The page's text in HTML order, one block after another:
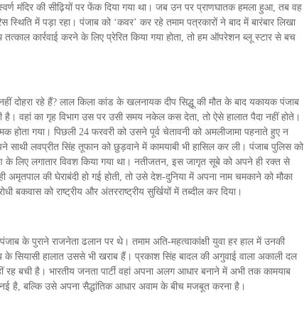
मंदिर की सीढ़ियों पर फेंक दिया गया था। जब उन पर प्राणघातक हमला हुआ, तब वह
स्थिति में पड़ा रहा। पंजाब को ‘कवर’ कर रहे तमाम पत्रकारों ने बाद में बारंबार लिखा
कार्रवाई करने के लिए प्रेरित किया गया होता, तो हम ऑपरेशन ब्लू स्टार से बच
दोहरा रहे हैं? लाल किला कांड के खलनायक दीप सिद्धू की मौत के बाद यकायक पंजाब
है। वहां का गृह विभाग उस पर उसी समय नकेल कस देता, तो ऐसे हालात पैदा नहीं होते।
होता गया। पिछली 24 फरवरी को उसने पूर्व चेतावनी को अमलीजामा पहनाते हुए न
लवप्रीत सिंह तूफान को छुड़वाने में कामयाबी भी हासिल कर ली। पंजाब पुलिस को
लिए लगातार विवश किया गया था। नतीजतन, इस जागृत सूबे को अपने ही रक्त से
अमृतपाल की घेराबंदी हो गई होती, तो उसे देश-दुनिया में अपना नाम चमकाने को मौका
बकवास को राष्ट्रीय और अंतरराष्ट्रीय सुर्खियों में तब्दील कर दिया।
के पुराने राजनेता ढलान पर थे। तमाम अति-महत्वाकांक्षी युवा हर हाल में उनकी
हालात उससे भी खराब हैं। प्रकाश सिंह बादल की अगुवाई वाला अकाली दल
बची है। भारतीय जनता पार्टी वहां अपना अलग आधार बनाने में अभी तक कामयाब
है, बल्कि उसे अपना सैद्धांतिक आधार अवाम के बीच मजबूत करना है।